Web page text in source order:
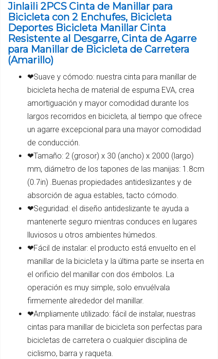
Jinlaili 2PCS Cinta de Manillar para
Bicicleta con 2 Enchufes, Bicicleta
Deportes Bicicleta Manillar Cinta
Resistente al Desgarre, Cinta de Agarre
para Manillar de Bicicleta de Carretera
(Amarillo)
❤Suave y cómodo: nuestra cinta para manillar de
bicicleta hecha de material de espuma EVA, crea
amortiguación y mayor comodidad durante los
largos recorridos en bicicleta, al tiempo que ofrece
un agarre excepcional para una mayor comodidad
de conducción.
❤Tamaño: 2 (grosor) x 30 (ancho) x 2000 (largo)
mm, diámetro de los tapones de las manijas: 1.8cm
(0.7in) .Buenas propiedades antideslizantes y de
absorción de agua estables, tacto cómodo.
❤Seguridad: el diseño antideslizante te ayuda a
mantenerte seguro mientras conduces en lugares
lluviosos u otros ambientes húmedos.
❤Fácil de instalar: el producto está envuelto en el
manillar de la bicicleta y la última parte se inserta en
el orificio del manillar con dos émbolos. La
operación es muy simple, solo envuélvala
firmemente alrededor del manillar.
❤Ampliamente utilizado: fácil de instalar, nuestras
cintas para manillar de bicicleta son perfectas para
bicicletas de carretera o cualquier disciplina de
ciclismo, barra y raqueta.